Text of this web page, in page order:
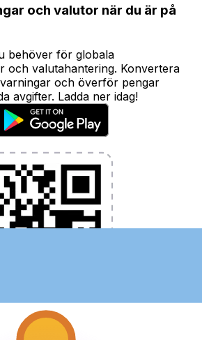
och valutor när du är på
behöver för globala
och valutahantering. Konvertera
och överför pengar
avgifter. Ladda ner idag!